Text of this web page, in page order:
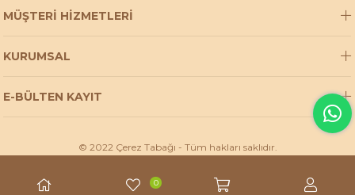
MÜŞTERİ HİZMETLERİ
KURUMSAL
E-BÜLTEN KAYIT
© 2022 Çerez Tabağı - Tüm hakları saklıdır.
0